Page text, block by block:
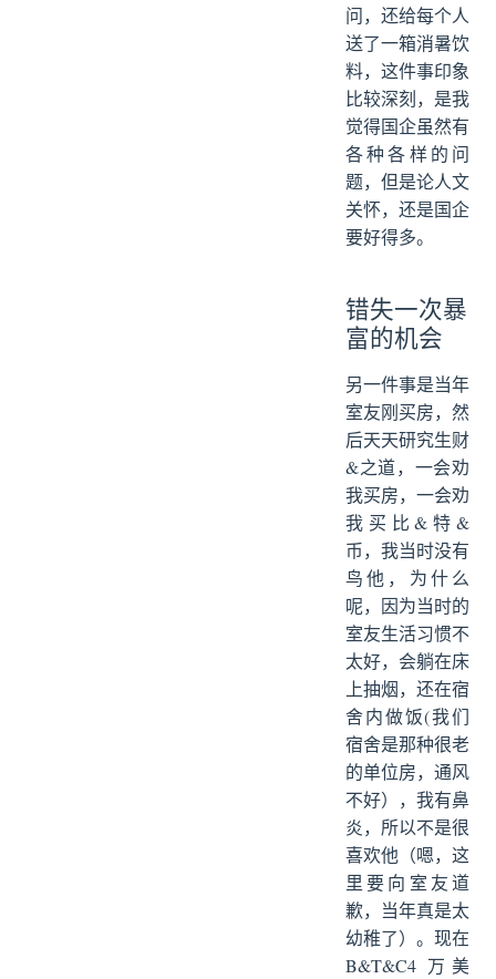
问，还给每个人
送了一箱消暑饮
料，这件事印象
比较深刻，是我
觉得国企虽然有
各种各样的问
题，但是论人文
关怀，还是国企
要好得多。
错失一次暴
富的机会
另一件事是当年
室友刚买房，然
后天天研究生财
&之道，一会劝
我买房，一会劝
我买比&特&
币，我当时没有
鸟他，为什么
呢，因为当时的
室友生活习惯不
太好，会躺在床
上抽烟，还在宿
舍内做饭(我们
宿舍是那种很老
的单位房，通风
不好），我有鼻
炎，所以不是很
喜欢他（嗯，这
里要向室友道
歉，当年真是太
幼稚了）。现在
B&T&C4 万美